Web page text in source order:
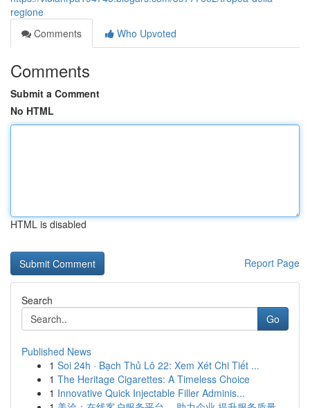
regione
Comments
Who Upvoted
Comments
Submit a Comment
No HTML
HTML is disabled
Report Page
Search
Go
Published News
1 Soi 24h · Bạch Thủ Lô 22: Xem Xét Chi Tiết ...
1 The Heritage Cigarettes: A Timeless Choice
1 Innovative Quick Injectable Filler Adminis...